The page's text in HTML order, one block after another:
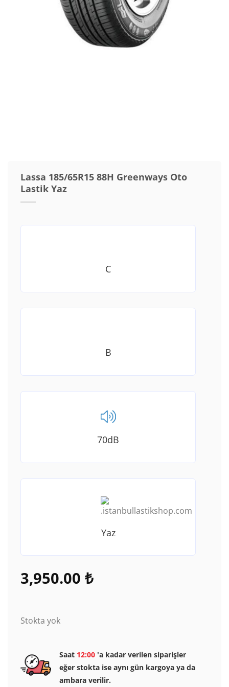
Lassa 185/65R15 88H Greenways Oto
Lastik Yaz
C
B
70dB
Yaz
3,950.00 ₺
Stokta yok
Saat 12:00 'a kadar verilen siparişler
eğer stokta ise aynı gün kargoya ya da
ambara verilir.